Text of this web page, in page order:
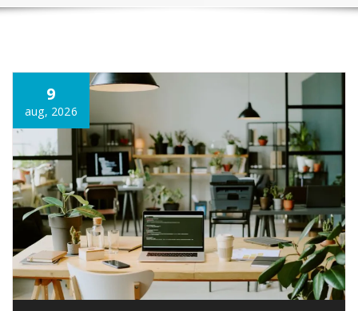
9
aug, 2026